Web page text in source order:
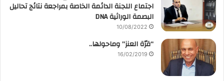
اجتماع اللجنة الدائمة الخاصة بمراجعة نتائج تحاليل
البصمة الوراثية DNA
10/08/2022
“قرّة العنز” وماحولها..
16/02/2019